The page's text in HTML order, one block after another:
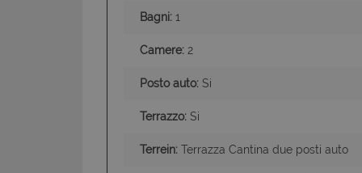
Bagni: 1
Camere: 2
Posto auto: Si
Terrazzo: Si
Terrein: Terrazza Cantina due posti auto